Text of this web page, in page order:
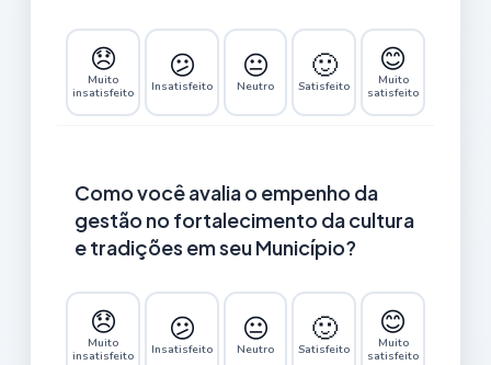
😞
Muito
insatisfeito
😕
Insatisfeito
😐
Neutro
🙂
Satisfeito
😊
Muito
satisfeito
Como você avalia o empenho da
gestão no fortalecimento da cultura
e tradições em seu Município?
😞
Muito
insatisfeito
😕
Insatisfeito
😐
Neutro
🙂
Satisfeito
😊
Muito
satisfeito